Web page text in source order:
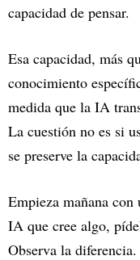
capacidad de pensar.
Esa capacidad, más
conocimiento
medida que la IA
La cuestión no es si
se preserve la
Empieza mañana
IA que cree algo,
Observa la